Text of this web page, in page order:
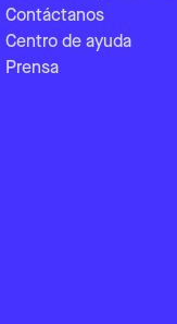
Contáctanos
Centro de ayuda
Prensa